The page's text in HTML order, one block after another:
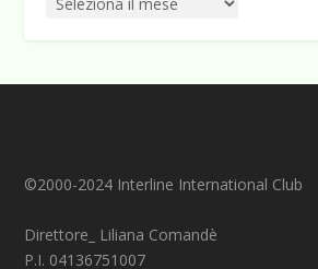
©2000-2024 Interline International Club
Direttore_ Liliana Comandè
P.I. 04136751007